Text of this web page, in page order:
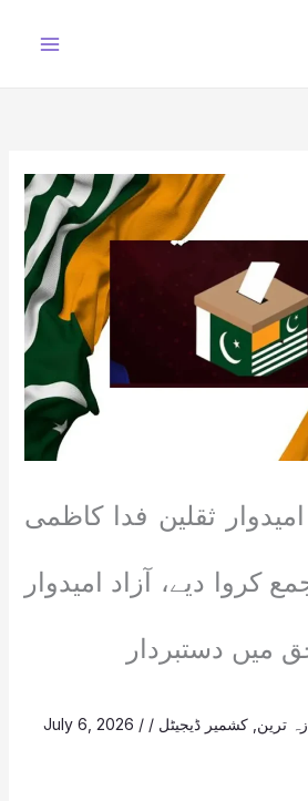
ثقلین فدا کاظمی
کروا دیے، آزاد امیدوار
میں دستبردار
ترین کشمیر ڈیجیٹل /
July 6, 2026 /